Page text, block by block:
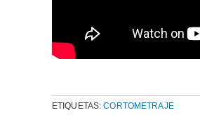
ETIQUETAS:CORTOMETRAJE